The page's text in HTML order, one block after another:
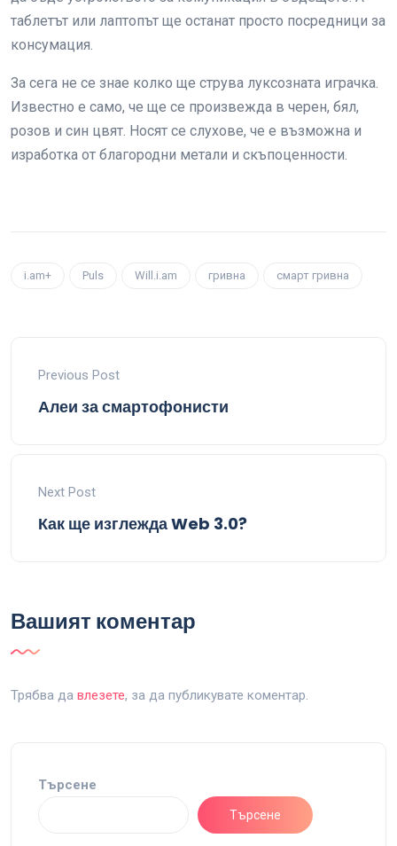
таблетът или лаптопът ще останат просто посредници за
консумация.
За сега не се знае колко ще струва луксозната играчка.
Известно е само, че ще се произвежда в черен, бял,
розов и син цвят. Носят се слухове, че е възможна и
изработка от благородни метали и скъпоценности.
i.am+ Puls Will.i.am гривна смарт гривна
Previous Post
Алеи за смартофонисти
Next Post
Как ще изглежда Web 3.0?
Вашият коментар
Трябва да влезете, за да публикувате коментар.
Търсене
Търсене